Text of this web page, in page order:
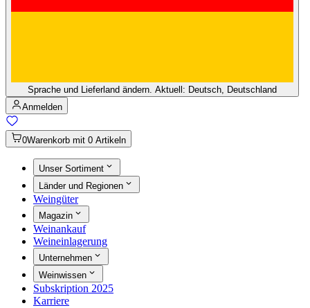
Sprache und Lieferland ändern. Aktuell: Deutsch, Deutschland
Anmelden
0Warenkorb mit 0 Artikeln
Unser Sortiment
Länder und Regionen
Weingüter
Magazin
Weinankauf
Weineinlagerung
Unternehmen
Weinwissen
Subskription 2025
Karriere